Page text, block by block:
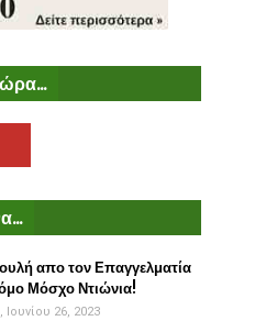
απο τον Επαγγελματία
Μόσχο Ντιώνια!
26, 2023